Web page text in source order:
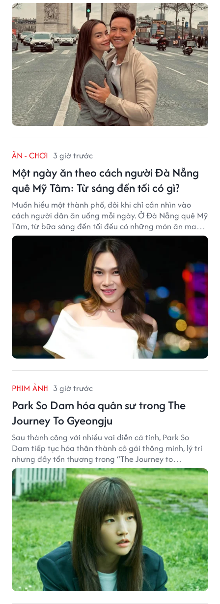
ĂN - CHƠI 3 giờ trước
Một ngày ăn theo cách người Đà Nẵng
quê Mỹ Tâm: Từ sáng đến tối có gì?
Muốn hiểu một thành phố, đôi khi chỉ cần nhìn vào
cách người dân ăn uống mỗi ngày. Ở Đà Nẵng quê Mỹ
Tâm, từ bữa sáng đến tối đều có những món ăn mang
đậm dấu ấn miền Trung.
PHIM ẢNH 3 giờ trước
Park So Dam hóa quân sư trong The
Journey To Gyeongju
Sau thành công với nhiều vai diễn cá tính, Park So
Dam tiếp tục hóa thân thành cô gái thông minh, lý trí
nhưng đầy tổn thương trong “The Journey to
Gyeongju”.